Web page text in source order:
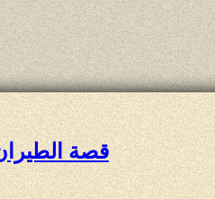
قصة